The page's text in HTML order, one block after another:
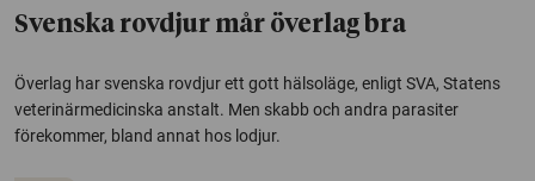
Svenska rovdjur mår överlag bra
Överlag har svenska rovdjur ett gott hälsoläge, enligt SVA, Statens
veterinärmedicinska anstalt. Men skabb och andra parasiter
förekommer, bland annat hos lodjur.